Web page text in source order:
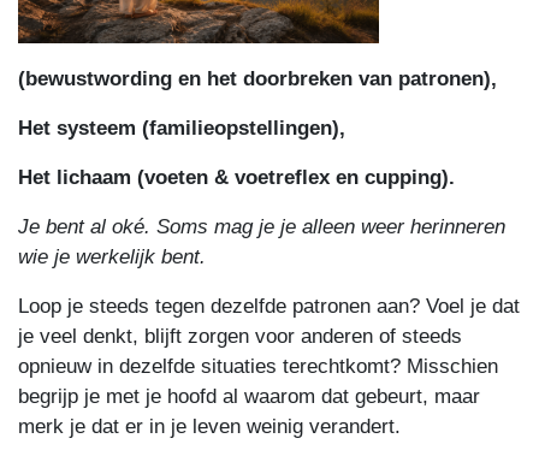
(bewustwording en het doorbreken van patronen),
Het systeem (familieopstellingen),
Het lichaam (voeten & voetreflex en cupping).
Je bent al oké. Soms mag je je alleen weer herinneren
wie je werkelijk bent.
Loop je steeds tegen dezelfde patronen aan? Voel je dat
je veel denkt, blijft zorgen voor anderen of steeds
opnieuw in dezelfde situaties terechtkomt? Misschien
begrijp je met je hoofd al waarom dat gebeurt, maar
merk je dat er in je leven weinig verandert.